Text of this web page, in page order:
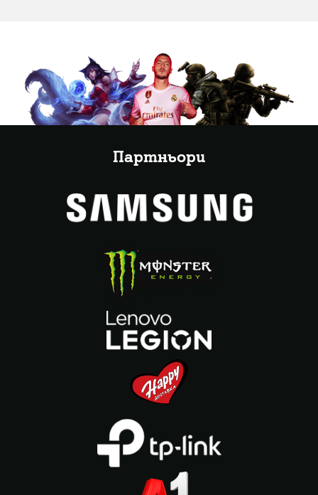
Партньори